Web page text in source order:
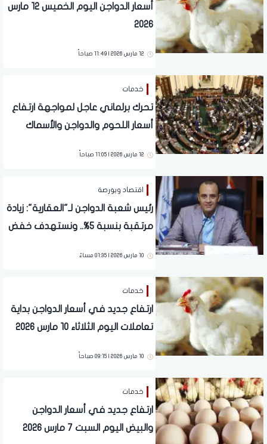
أسعار الدواجن اليوم الخميس 12 مارس
2026
12 مارس 2026 | 11:49 صباحاً
خدمات
تحرك برلماني عاجل لمواجهة ارتفاع
أسعار اللحوم والدواجن والأسماك
12 مارس 2026 | 11:05 صباحاً
اقتصاد وبورصة
رئيس شعبة الدواجن لـ"العقارية": زيادة
مرتقبة بنسبة 5%.. ونستهدف خفض
10 مارس 2026 | 01:35 مساءً
خدمات
ارتفاع جديد في أسعار الدواجن بداية
تعاملات اليوم الثلاثاء 10 مارس 2026
10 مارس 2026 | 09:15 صباحاً
خدمات
ارتفاع جديد في أسعار الدواجن
والبيض اليوم السبت 7 مارس 2026